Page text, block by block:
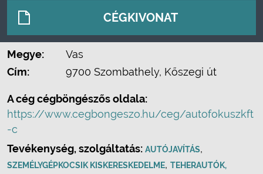
CÉGKIVONAT
Megye:
Vas
Cím:
9700 Szombathely, Kőszegi út
A cég cégböngészős oldala:
https://www.cegbongeszo.hu/ceg/autofokuszkft
-c
Tevékenység, szolgáltatás: AUTÓJAVÍTÁS,
SZEMÉLYGÉPKOCSIK KISKERESKEDELME, TEHERAUTÓK,